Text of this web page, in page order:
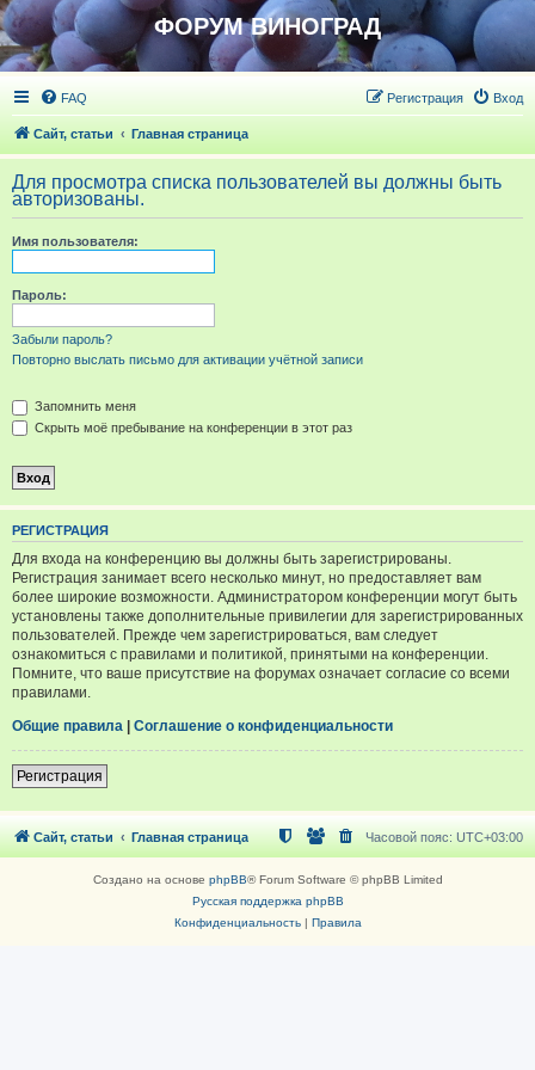
ФОРУМ ВИНОГРАД
FAQ Вход
Регистрация
Сайт, статьи Главная страница
Для просмотра списка пользователей вы должны быть
авторизованы.
Имя пользователя:
Пароль:
Забыли пароль?
Повторно выслать письмо для активации учётной записи
Запомнить меня
Скрыть моё пребывание на конференции в этот раз
РЕГИСТРАЦИЯ
Для входа на конференцию вы должны быть зарегистрированы.
Регистрация занимает всего несколько минут, но предоставляет вам
более широкие возможности. Администратором конференции могут быть
установлены также дополнительные привилегии для зарегистрированных
пользователей. Прежде чем зарегистрироваться, вам следует
ознакомиться с правилами и политикой, принятыми на конференции.
Помните, что ваше присутствие на форумах означает согласие со всеми
правилами.
Общие правила | Соглашение о конфиденциальности
Регистрация
Сайт, статьи Главная страница Часовой пояс: UTC+03:00
Создано на основе phpBB® Forum Software © phpBB Limited
Русская поддержка phpBB
Конфиденциальность| Правила